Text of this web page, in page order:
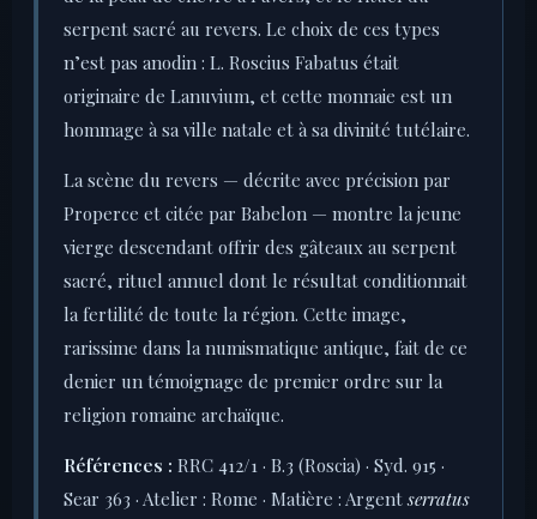
serpent sacré au revers. Le choix de ces types
n’est pas anodin : L. Roscius Fabatus était
originaire de Lanuvium, et cette monnaie est un
hommage à sa ville natale et à sa divinité tutélaire.
La scène du revers — décrite avec précision par
Properce et citée par Babelon — montre la jeune
vierge descendant offrir des gâteaux au serpent
sacré, rituel annuel dont le résultat conditionnait
la fertilité de toute la région. Cette image,
rarissime dans la numismatique antique, fait de ce
denier un témoignage de premier ordre sur la
religion romaine archaïque.
Références : RRC 412/1 · B.3 (Roscia) · Syd. 915 ·
Sear 363 · Atelier : Rome · Matière : Argentserratus